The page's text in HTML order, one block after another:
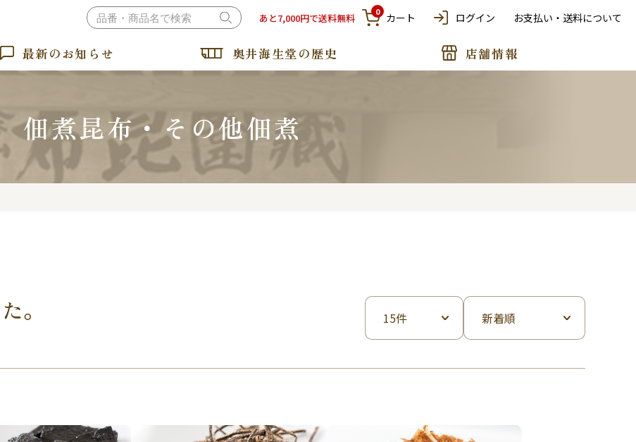
あと7,000円で送料無料 0 カート ログイン お支払い・送料について
おぼろ昆布・とろろ昆布
納豆昆布・ねばるとろろ
最新のお知らせ 奥井海生堂の歴史 店舗情報
佃煮昆布・その他佃煮
。